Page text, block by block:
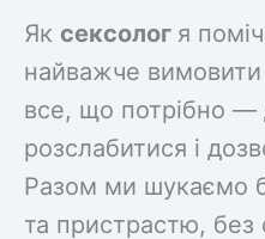
Як сексолог я
найважче вимовити
все, що потрібно —
розслабитися і
Разом ми шукаємо
та пристрастю, без